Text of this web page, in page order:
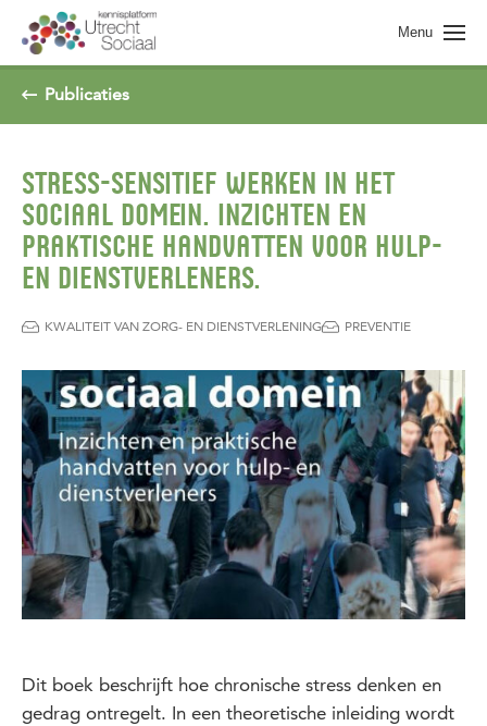
Spring naar pagina inhoud
Menu
Publicaties
STRESS-SENSITIEF WERKEN IN HET
SOCIAAL DOMEIN. INZICHTEN EN
PRAKTISCHE HANDVATTEN VOOR HULP-
EN DIENSTVERLENERS.
KWALITEIT VAN ZORG- EN DIENSTVERLENING PREVENTIE
Dit boek beschrijft hoe chronische stress denken en
gedrag ontregelt. In een theoretische inleiding wordt